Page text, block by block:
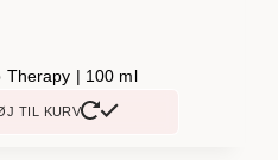
Therapy | 100 ml
TIL KURV